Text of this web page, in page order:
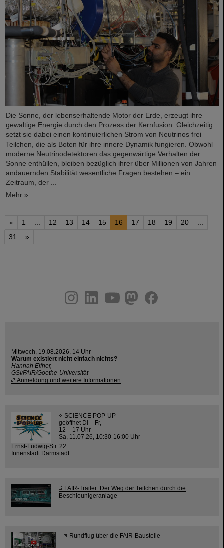
Die Sonne, der lebenserhaltende Motor der Erde, erzeugt ihre
gewaltige Energie durch den Prozess der Kernfusion. Gleichzeitig
setzt sie dabei einen kontinuierlichen Strom von Neutrinos frei –
Teilchen, die als Boten für ihre innere Dynamik fungieren. Obwohl
moderne Neutrinodetektoren das gegenwärtige Verhalten der
Sonne enthüllen, bleiben bezüglich ihrer über Millionen von Jahren
andauernden Stabilität wesentliche Fragen bestehen – ein
Zeitraum, der ...
Mehr »
« 1 12 13 14 15 16 17 18 19 20
31
»
youtube
helmholtz.social
facebook
Mittwoch, 19.08.2026, 14 Uhr
Warum existiert nicht einfach nichts?
Hannah Elfner,
GSI/FAIR/Goethe-Universität
Anmeldung und weitere Informationen
SCIENCE POP-UP
geöffnet Di – Fr,
12 – 17 Uhr
Sa, 11.07.26, 10:30-16:00 Uhr
Ernst-Ludwig-Str. 22
Innenstadt Darmstadt
FAIR-Trailer: Der Weg der Teilchen durch die
Beschleunigeranlage
Rundflug über die FAIR-Baustelle